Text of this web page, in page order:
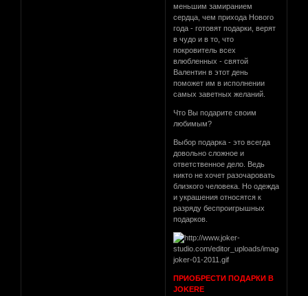
меньшим замиранием
сердца, чем прихода Нового
года - готовят подарки, верят
в чудо и в то, что
покровитель всех
влюбленных - святой
Валентин в этот день
поможет им в исполнении
самых заветных желаний.
Что Вы подарите своим
любимым?
Выбор подарка - это всегда
довольно сложное и
ответственное дело. Ведь
никто не хочет разочаровать
близкого человека. Но одежда
и украшения относятся к
разряду беспроигрышных
подарков.
ПРИОБРЕСТИ ПОДАРКИ В
JOKERE